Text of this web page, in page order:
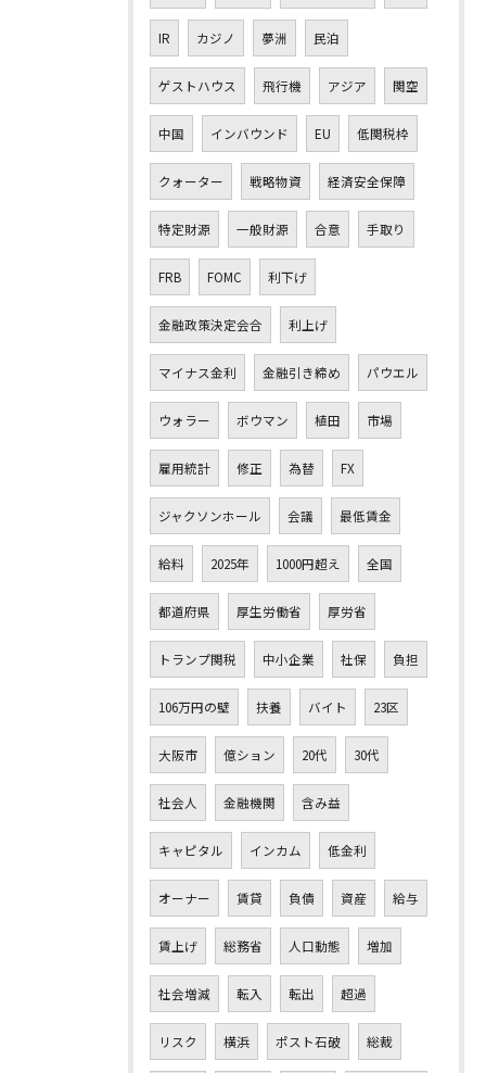
IR カジノ 夢洲 民泊
ゲストハウス 飛行機 アジア 関空
中国 インバウンド EU 低関税枠
クォーター 戦略物資 経済安全保障
特定財源 一般財源 合意 手取り
FRB FOMC 利下げ
金融政策決定会合 利上げ
マイナス金利 金融引き締め パウエル
ウォラー ボウマン 植田 市場
雇用統計 修正 為替 FX
ジャクソンホール 会議 最低賃金
給料 2025年 1000円超え 全国
都道府県 厚生労働省 厚労省
トランプ関税 中小企業 社保 負担
106万円の壁 扶養 バイト 23区
大阪市 億ション 20代 30代
社会人 金融機関 含み益
キャピタル インカム 低金利
オーナー 賃貸 負債 資産 給与
賃上げ 総務省 人口動態 増加
社会増減 転入 転出 超過
リスク 横浜 ポスト石破 総裁